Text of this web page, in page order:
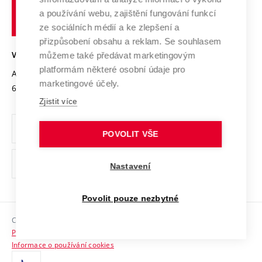
Transfer znalostí
Open Science
Projekty
Projekty ze strukturálních fondů
Specifický výzkum
Služby univerzity
Mezinárodní dohody
Univerzitní sítě
Podnikavá univerzita / ContriBUTe
Bezpečná univerzita
Vyznamenání
Organizační struktura
Ochrana osobních údajů
odkaz)
Sociální bezpečí
HR Award
učení
technické
VYSOKÉ UČENÍ TECHNICKÉ V BRNĚ
Antonínská 548/1
602 00 Brno
www.vut.cz
vut@vutbr.cz
Copyright © 2026 VUT
Prohlášení o přístupnosti
Informace o používání cookies
a používání webu, zajištění fungování funkcí
ze sociálních médií a ke zlepšení a
přizpůsobení obsahu a reklam. Se souhlasem
můžeme také předávat marketingovým
platformám některé osobní údaje pro
marketingové účely.
Zjistit více
POVOLIT VŠE
Nastavení
Povolit pouze nezbytné